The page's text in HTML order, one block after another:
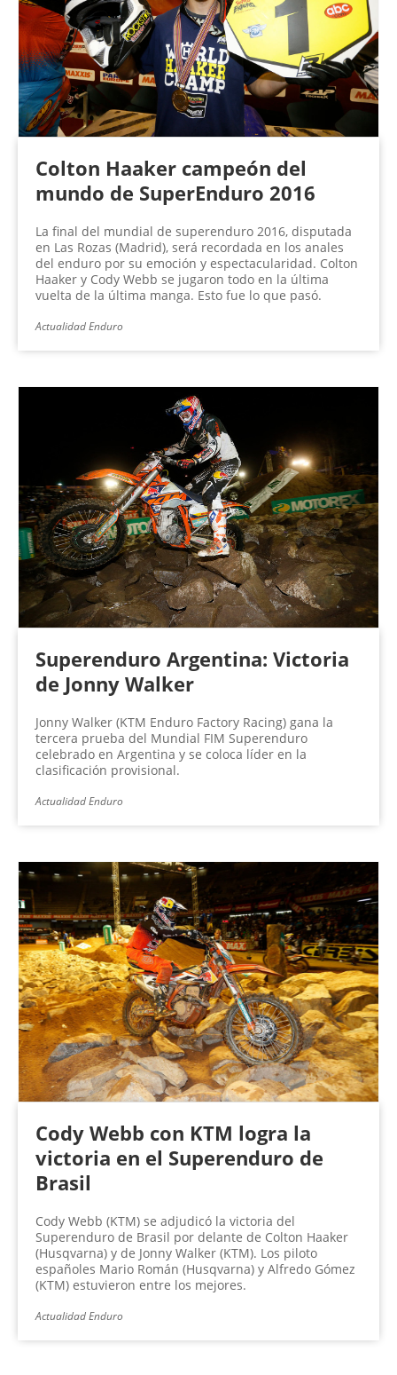
Colton Haaker campeón del
mundo de SuperEnduro 2016
La final del mundial de superenduro 2016, disputada
en Las Rozas (Madrid), será recordada en los anales
del enduro por su emoción y espectacularidad. Colton
Haaker y Cody Webb se jugaron todo en la última
vuelta de la última manga. Esto fue lo que pasó.
Actualidad Enduro
Superenduro Argentina: Victoria
de Jonny Walker
Jonny Walker (KTM Enduro Factory Racing) gana la
tercera prueba del Mundial FIM Superenduro
celebrado en Argentina y se coloca líder en la
clasificación provisional.
Actualidad Enduro
Cody Webb con KTM logra la
victoria en el Superenduro de
Brasil
Cody Webb (KTM) se adjudicó la victoria del
Superenduro de Brasil por delante de Colton Haaker
(Husqvarna) y de Jonny Walker (KTM). Los piloto
españoles Mario Román (Husqvarna) y Alfredo Gómez
(KTM) estuvieron entre los mejores.
Actualidad Enduro